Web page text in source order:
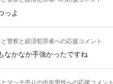
っよ
警察と経済犯罪者への応援コメント
なかなか手強かったですね
マッチ売りの中年男性への応援コメント